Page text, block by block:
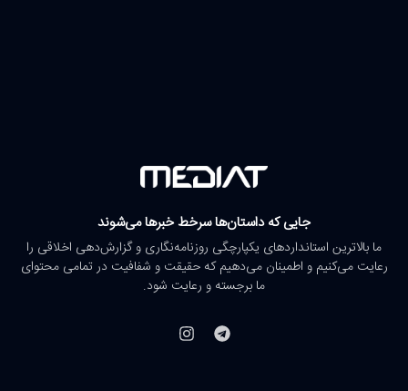
جایی که داستان‌ها سرخط خبرها می‌شوند
ما بالاترین استانداردهای یکپارچگی روزنامه‌نگاری و گزارش‌دهی اخلاقی را
رعایت می‌کنیم و اطمینان می‌دهیم که حقیقت و شفافیت در تمامی محتوای
ما برجسته و رعایت شود.